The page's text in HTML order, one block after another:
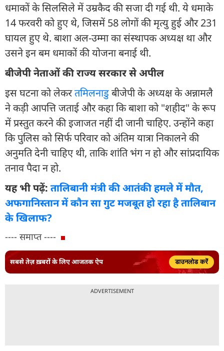
धमाकों के सिलसिले में उम्रकैद की सजा दी गई थी. ये धमाके
14 फरवरी को हुए थे, जिसमें 58 लोगों की मृत्यु हुई और 231
घायल हुए थे. बाशा अल-उम्मा का संस्थापक अध्यक्ष था और
उसने इन बम धमाकों की योजना बनाई थी.
बीजेपी नेताओं की राज्य सरकार से अपील
इस घटना को लेकरतमिलनाडुबीजेपी के अध्यक्ष के अन्नामलै
ने कड़ी आपत्ति जताई और कहा कि बाशा को "शहीद" के रूप
में प्रस्तुत करने की इजाजत नहीं दी जानी चाहिए. उन्होंने कहा
कि पुलिस को सिर्फ परिवार को अंतिम यात्रा निकालने की
अनुमति देनी चाहिए थी, ताकि शांति भंग न हो और सांप्रदायिक
तनाव पैदा न हो.
यह भी पढ़ें: तालिबानी मंत्री की आतंकी हमले में मौत,
अफगानिस्तान में कौन सा गुट मजबूत हो रहा है तालिबान
के खिलाफ?
---- समाप्त ----
सबसे तेज़ ख़बरों के लिए आजतक ऐप डाउनलोड करें
ADVERTISEMENT